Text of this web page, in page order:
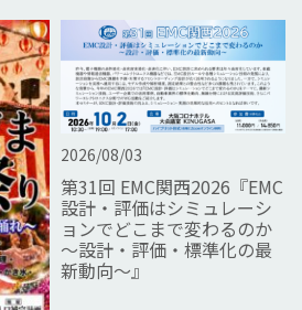
2026/08/03
第31回 EMC関西2026『EMC
設計・評価はシミュレーシ
ョンでどこまで変わるのか
～設計・評価・標準化の最
新動向～』